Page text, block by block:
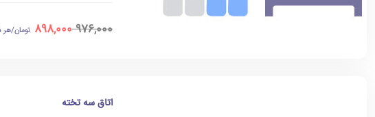
976,000
898,000 تومان/
اتاق سه تخته